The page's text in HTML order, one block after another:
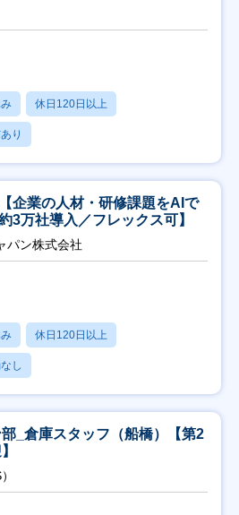
休日120日以上
り
企業の人材・研修課題をAIで
3万社導入／フレックス可】
パン株式会社
休日120日以上
し
_倉庫スタッフ（船橋）【第2